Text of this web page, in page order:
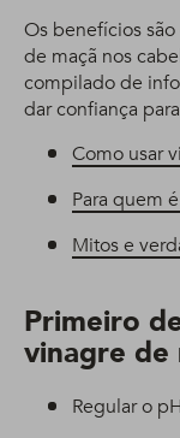
Os benefícios
de maçã nos
compilado de
dar confiança
Como usar
Para quem
Mitos e
Primeiro
vinagre de
Regular o